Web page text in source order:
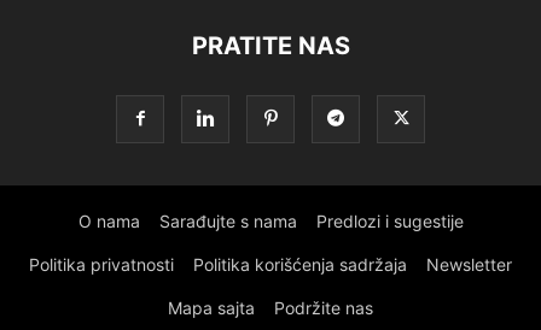
PRATITE NAS
O nama Sarađujte s nama Predlozi i sugestije
Politika privatnosti Politika korišćenja sadržaja Newsletter
Mapa sajta Podržite nas